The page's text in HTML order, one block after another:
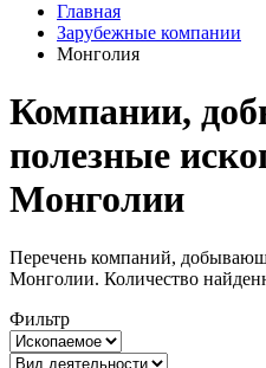
Главная
Зарубежные компании
Монголия
Компании,
полезные
Монголии
Перечень компаний,
Монголии. Количество
Фильтр